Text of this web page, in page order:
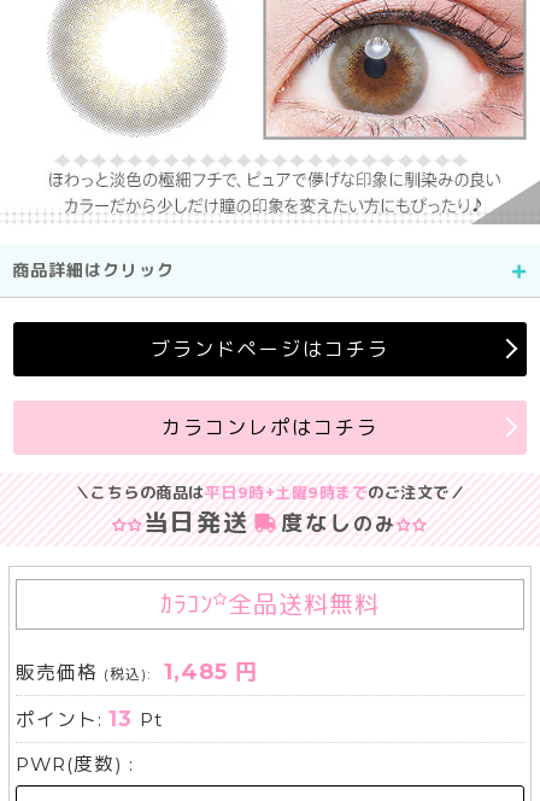
商品詳細はクリック
ブランドページはコチラ
カラコンレポはコチラ
＼こちらの商品は平日9時+土曜9時までのご注文で／
当日発送 度なし のみ
ｶﾗｺﾝ 全品送料無料
販売価格 (税込): 1,485 円
ポイント:13 Pt
PWR(度数) :